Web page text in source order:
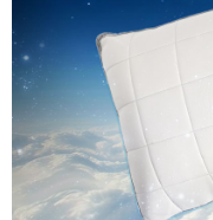
時審查核予不同之上限額度
請求用戶進行身份認證。
５．嚴禁一人註冊多個帳號
恩沛科技股份有限公司將有